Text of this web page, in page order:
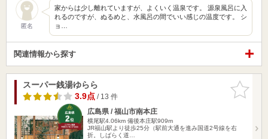
匿名
家からは少し離れていますが、よくいく温泉です。 源泉風呂に入
れるのですが、ぬるめと、水風呂の間でいい感じの温度です。 シ
ョ…
関連情報から探す
お気に入
りに追加
スーパー銭湯ゆらら
3.9点/ 13 件
広島県 / 福山市南本庄
横尾駅4.06km 備後本庄駅909m
JR福山駅より徒歩25分（駅前大通を進み国道2号線を右
折。しばらく道…